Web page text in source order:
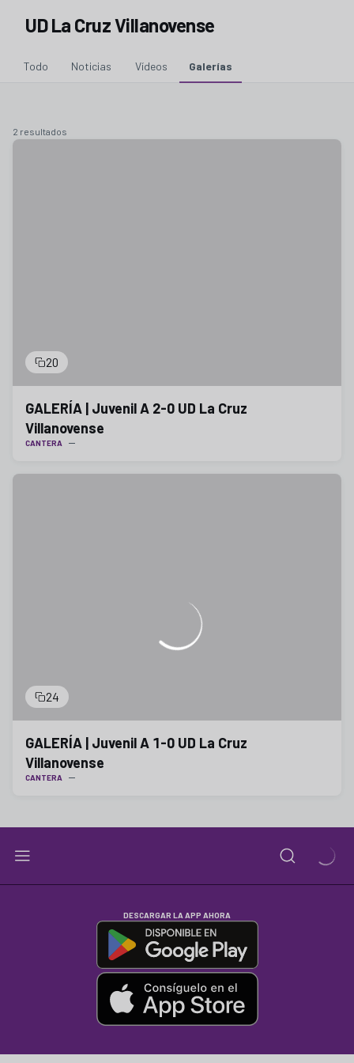
UD La Cruz Villanovense
Todo Noticias Vídeos Galerías
2 resultados
20
GALERÍA | Juvenil A 2-0 UD La Cruz
Villanovense
CANTERA
24
GALERÍA | Juvenil A 1-0 UD La Cruz
Villanovense
CANTERA
DESCARGAR LA APP AHORA